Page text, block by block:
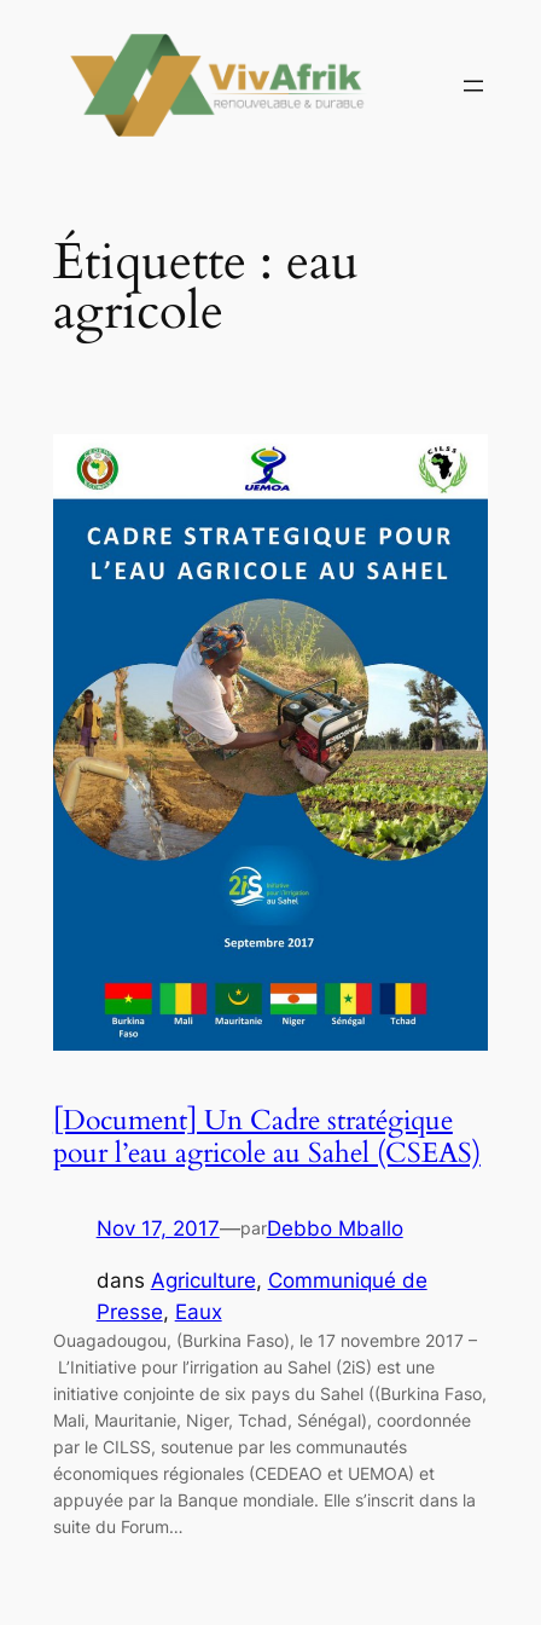
contenu
Étiquette : eau
agricole
[Document] Un Cadre stratégique
pour l’eau agricole au Sahel (CSEAS)
Nov 17, 2017—parDebbo Mballo
dans Agriculture, Communiqué de
Presse, Eaux
Ouagadougou, (Burkina Faso), le 17 novembre 2017 –
L’Initiative pour l’irrigation au Sahel (2iS) est une
initiative conjointe de six pays du Sahel ((Burkina Faso,
Mali, Mauritanie, Niger, Tchad, Sénégal), coordonnée
par le CILSS, soutenue par les communautés
économiques régionales (CEDEAO et UEMOA) et
appuyée par la Banque mondiale. Elle s’inscrit dans la
suite du Forum…